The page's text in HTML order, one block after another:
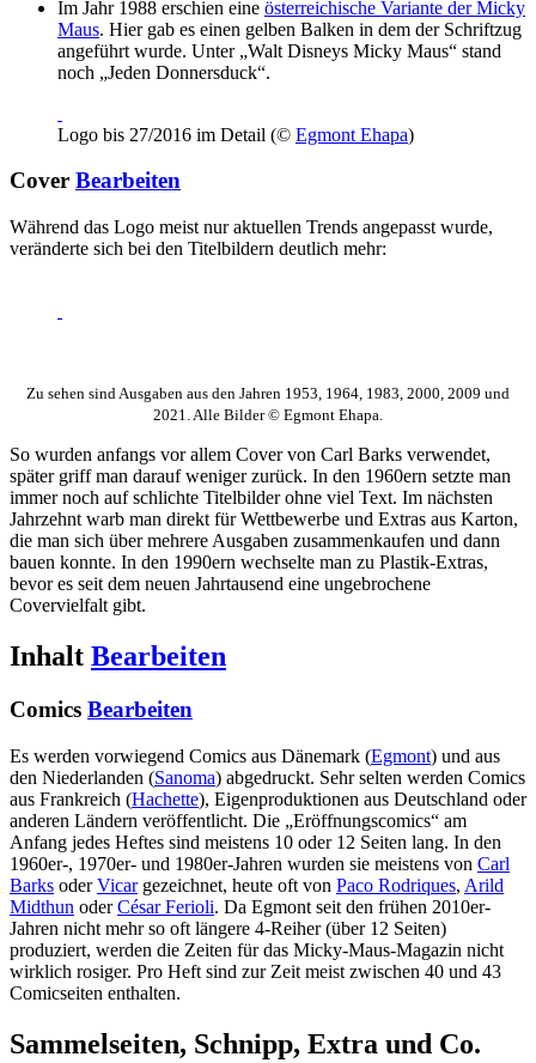
Im Jahr 1988 erschien eine österreichische Variante der Micky
Maus. Hier gab es einen gelben Balken in dem der Schriftzug
angeführt wurde. Unter „Walt Disneys Micky Maus“ stand
noch „Jeden Donnersduck“.
Logo bis 27/2016 im Detail (© Egmont Ehapa)
Cover Bearbeiten
Während das Logo meist nur aktuellen Trends angepasst wurde,
veränderte sich bei den Titelbildern deutlich mehr:
Zu sehen sind Ausgaben aus den Jahren 1953, 1964, 1983, 2000, 2009 und
2021. Alle Bilder © Egmont Ehapa.
So wurden anfangs vor allem Cover von Carl Barks verwendet,
später griff man darauf weniger zurück. In den 1960ern setzte man
immer noch auf schlichte Titelbilder ohne viel Text. Im nächsten
Jahrzehnt warb man direkt für Wettbewerbe und Extras aus Karton,
die man sich über mehrere Ausgaben zusammenkaufen und dann
bauen konnte. In den 1990ern wechselte man zu Plastik-Extras,
bevor es seit dem neuen Jahrtausend eine ungebrochene
Covervielfalt gibt.
Inhalt Bearbeiten
Comics Bearbeiten
Es werden vorwiegend Comics aus Dänemark (Egmont) und aus
den Niederlanden (Sanoma) abgedruckt. Sehr selten werden Comics
aus Frankreich (Hachette), Eigenproduktionen aus Deutschland oder
anderen Ländern veröffentlicht. Die „Eröffnungscomics“ am
Anfang jedes Heftes sind meistens 10 oder 12 Seiten lang. In den
1960er-, 1970er- und 1980er-Jahren wurden sie meistens von Carl
Barks oderVicargezeichnet, heute oft von Paco Rodriques, Arild
Midthun oderCésar Ferioli. Da Egmont seit den frühen 2010er-
Jahren nicht mehr so oft längere 4-Reiher (über 12 Seiten)
produziert, werden die Zeiten für das Micky-Maus-Magazin nicht
wirklich rosiger. Pro Heft sind zur Zeit meist zwischen 40 und 43
Comicseiten enthalten.
Sammelseiten, Schnipp, Extra und Co.